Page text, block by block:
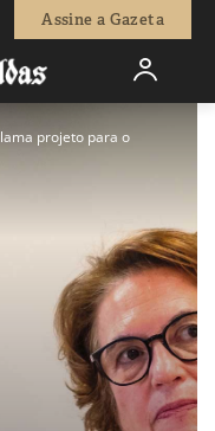
Assine a Gazeta
projeto para o